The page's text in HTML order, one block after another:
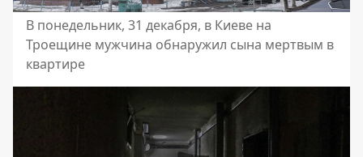
В понедельник, 31 декабря, в Киеве на
Троещине мужчина обнаружил сына мертвым в
квартире